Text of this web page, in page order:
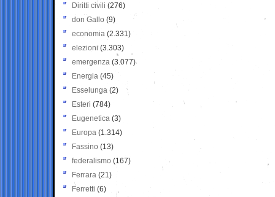
Diritti civili (276)
don Gallo (9)
economia (2.331)
elezioni (3.303)
emergenza (3.077)
Energia (45)
Esselunga (2)
Esteri (784)
Eugenetica (3)
Europa (1.314)
Fassino (13)
federalismo (167)
Ferrara (21)
Ferretti (6)